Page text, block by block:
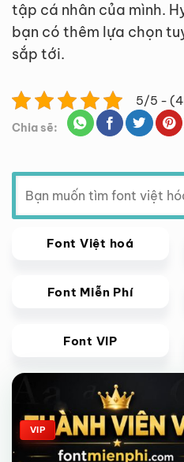
tập cá nhân của mình.
bạn có thêm lựa chọn
sắp tới.
5/5 - (4
Chia sẽ:
Tìm
kiếm:
Font Việt hoá
Font Miễn Phí
Font VIP
Giảm giá!
VIP